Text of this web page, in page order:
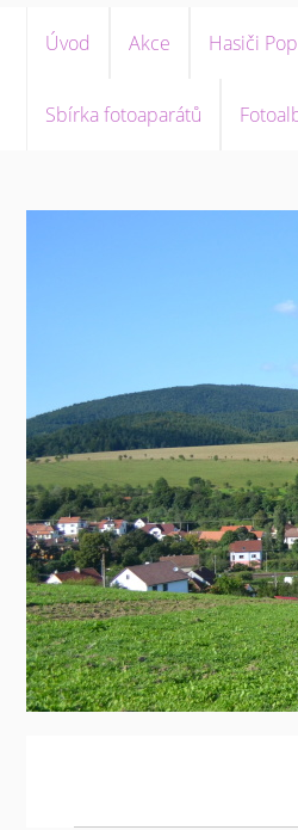
Úvod Akce Hasiči
Sbírka fotoaparátů